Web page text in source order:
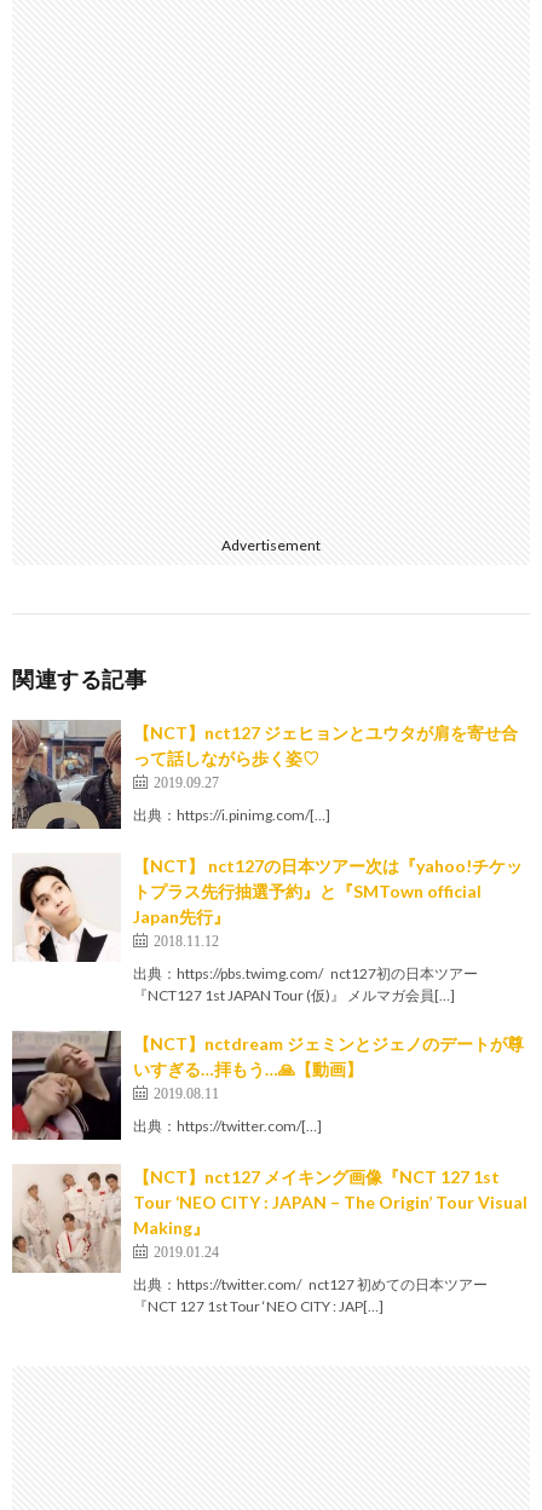
Advertisement
関連する記事
【NCT】nct127 ジェヒョンとユウタが肩を寄せ合
って話しながら歩く姿♡
2019.09.27
出典：https://i.pinimg.com/[…]
【NCT】 nct127の日本ツアー次は『yahoo!チケッ
トプラス先行抽選予約』と『SMTown official
Japan先行』
2018.11.12
出典：https://pbs.twimg.com/ nct127初の日本ツアー
『NCT127 1st JAPAN Tour (仮)』 メルマガ会員[…]
【NCT】nctdream ジェミンとジェノのデートが尊
いすぎる…拝もう…🙏【動画】
2019.08.11
出典：https://twitter.com/[…]
【NCT】nct127 メイキング画像『NCT 127 1st
Tour ‘NEO CITY : JAPAN – The Origin’ Tour Visual
Making』
2019.01.24
出典：https://twitter.com/ nct127 初めての日本ツアー
『NCT 127 1st Tour ‘NEO CITY : JAP[…]